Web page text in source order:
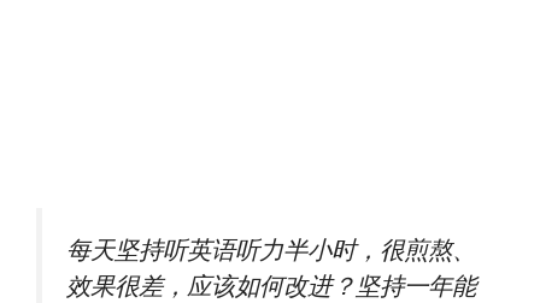
每天坚持听英语听力半小时，很煎熬、
效果很差，应该如何改进？坚持一年能